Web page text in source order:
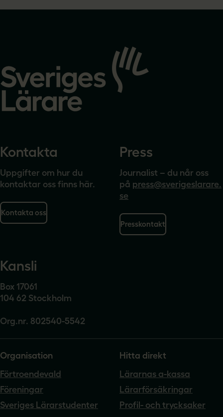
startsidan
Kontakta
Uppgifter om hur du
kontaktar oss finns här.
Kontakta oss
Press
Journalist – du når oss
på press@sverigeslarare.
se
Presskontakt
Kansli
Box 17061
104 62 Stockholm
Org.nr. 802540-5542
Organisation
Förtroendevald
Föreningar
Sveriges Lärarstudenter
Hitta direkt
Lärarnas a-kassa
Lärarförsäkringar
Profil- och trycksaker